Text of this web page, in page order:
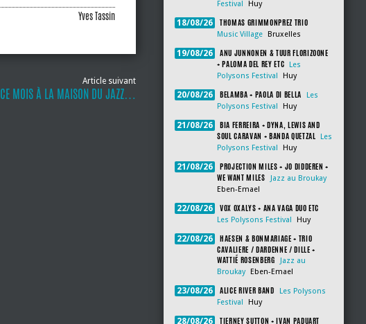
Yves Tassin
Article suivant
CE MOIS À LA MAISON DU JAZZ…
Festival
Huy
18/08/26 THOMAS GRIMMONPREZ TRIO
Music Village Bruxelles
19/08/26
ANU JUNNONEN & TUUR FLORIZOONE
+ PALOMA DEL REY ETC
Les
Polysons Festival
Huy
20/08/26 BELAMBA + PAOLA DI BELLA
Les
Polysons Festival
Huy
21/08/26
BIA FERREIRA + DYNA, LEWIS AND
SOUL CARAVAN + BANDA QUETZAL
Les
Polysons Festival
Huy
21/08/26
PROJECTION MILES + JO DIDDEREN +
WE WANT MILES
Jazz au Broukay
Eben-Emael
22/08/26 VOX OXALYS + ANA VAGA DUO ETC
Les Polysons Festival Huy
22/08/26
HAESEN & BONMARIAGE + TRIO
CAVALIERE / DARDENNE / DILLE +
WATTIÉ ROSENBERG
Jazz au
Broukay
Eben-Emael
23/08/26 ALICE RIVER BAND
Les Polysons
Festival
Huy
28/08/26
TIERNEY SUTTON + IVAN PADUART